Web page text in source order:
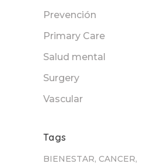
Prevención
Primary Care
Salud mental
Surgery
Vascular
Tags
BIENESTAR CANCER